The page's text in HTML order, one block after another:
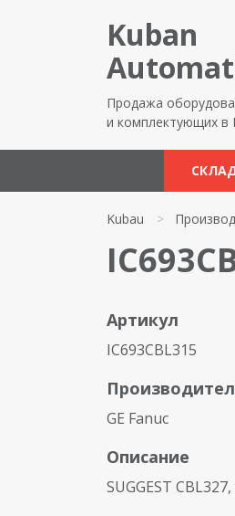
Kuban
Продажа
и комплектующих в
Kubau >
Артикул
IC693CBL315
GE Fanuc
Описание
SUGGEST